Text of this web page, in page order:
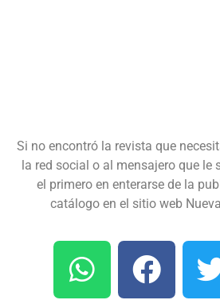
Si no encontró la revista que
la red social o al mensajero que le
el primero en enterarse de la
catálogo en el sitio web